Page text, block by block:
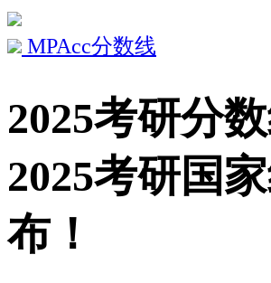
MPAcc分数线
2025考研分数
2025考研国
布！